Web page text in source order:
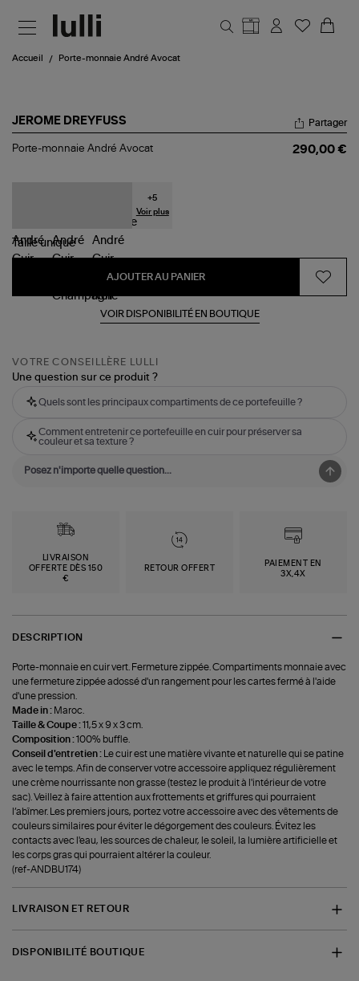
Accueil Porte-monnaie André Avocat
JEROME DREYFUSS
Porte-
Partager
Porte-monnaie André Avocat 290,00 €
+5
Voir plus
Tailleunique
AJOUTER AU PANIER
VOIR DISPONIBILITÉ EN BOUTIQUE
VOTRE CONSEILLÈRE LULLI
Une question sur ce produit ?
Quels sont les principaux compartiments de ce portefeuille ?
Comment entretenir ce portefeuille en cuir pour préserver sa
couleur et sa texture ?
LIVRAISON
OFFERTE DÈS 150
€
RETOUR OFFERT
PAIEMENT EN
3X,4X
DESCRIPTION
Porte-monnaie en cuir vert. Fermeture zippée. Compartiments monnaie avec
une fermeture zippée adossé d'un rangement pour les cartes fermé à l'aide
d'une pression.
Made in : Maroc.
Taille & Coupe :11,5 x 9 x 3 cm.
Composition :100% buffle.
Conseil d'entretien :
Le cuir est une matière vivante et naturelle qui se patine
avec le temps. Afin de conserver votre accessoire appliquez régulièrement
une crème nourrissante non grasse (testez le produit à l'intérieur de votre
sac). Veillez à faire attention aux frottements et griffures qui pourraient
l’abîmer. Les premiers jours, portez votre accessoire avec des vêtements de
couleurs similaires pour éviter le dégorgement des couleurs. Évitez les
contacts avec l'eau, les sources de chaleur, le soleil, la lumière artificielle et
les corps gras qui pourraient altérer la couleur.
(ref-ANDBU174)
LIVRAISON ET RETOUR
DISPONIBILITÉ BOUTIQUE